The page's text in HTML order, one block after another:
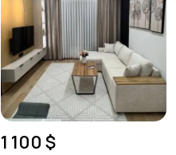
1 100 $